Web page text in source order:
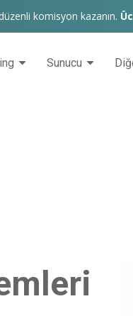
komisyon kazanın.
Sunucu